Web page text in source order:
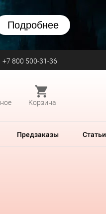
Подробнее
+7 800 500-31-36
Корзина
Предзаказы Статьи